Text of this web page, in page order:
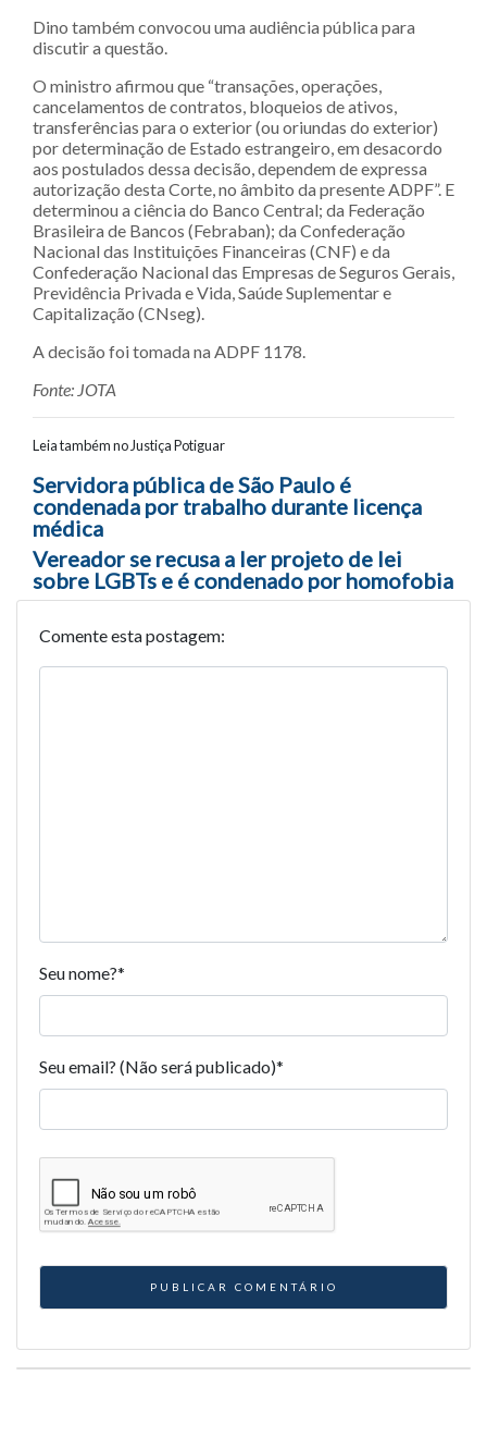
Dino também convocou uma audiência pública para
discutir a questão.
O ministro afirmou que “transações, operações,
cancelamentos de contratos, bloqueios de ativos,
transferências para o exterior (ou oriundas do exterior)
por determinação de Estado estrangeiro, em desacordo
aos postulados dessa decisão, dependem de expressa
autorização desta Corte, no âmbito da presente ADPF”. E
determinou a ciência do Banco Central; da Federação
Brasileira de Bancos (Febraban); da Confederação
Nacional das Instituições Financeiras (CNF) e da
Confederação Nacional das Empresas de Seguros Gerais,
Previdência Privada e Vida, Saúde Suplementar e
Capitalização (CNseg).
A decisão foi tomada na ADPF 1178.
Fonte: JOTA
Leia também no Justiça Potiguar
Navegação entre posts
Servidora pública de São Paulo é
condenada por trabalho durante licença
médica
Vereador se recusa a ler projeto de lei
sobre LGBTs e é condenado por homofobia
Comente esta postagem:
Seu nome?*
Seu email? (Não será publicado)*